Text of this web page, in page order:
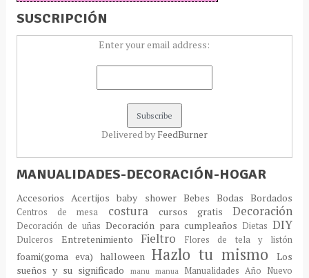
SUSCRIPCIÓN
Enter your email address:
Delivered by FeedBurner
MANUALIDADES-DECORACIÓN-HOGAR
AccesoriosAcertijosbaby shower Bebes BodasBordados
Centros de mesa costura cursos gratisDecoración
Decoración de uñas Decoración para cumpleaños DietasDIY
Dulceros Entretenimiento Fieltro Flores de tela y listón
foami(goma eva) halloween Hazlo tu mismoLos
sueños y su significado
manu manua Manualidades Año Nuevo